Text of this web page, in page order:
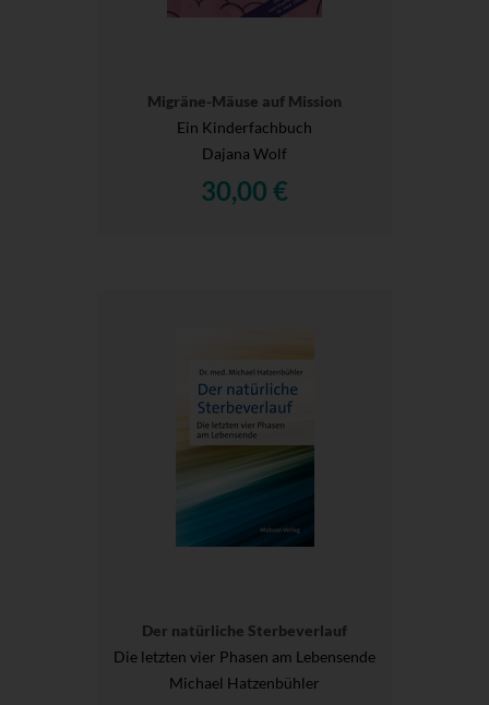
Migräne-Mäuse auf Mission
Ein Kinderfachbuch
Dajana Wolf
30,00 €
Der natürliche Sterbeverlauf
Die letzten vier Phasen am Lebensende
Michael Hatzenbühler